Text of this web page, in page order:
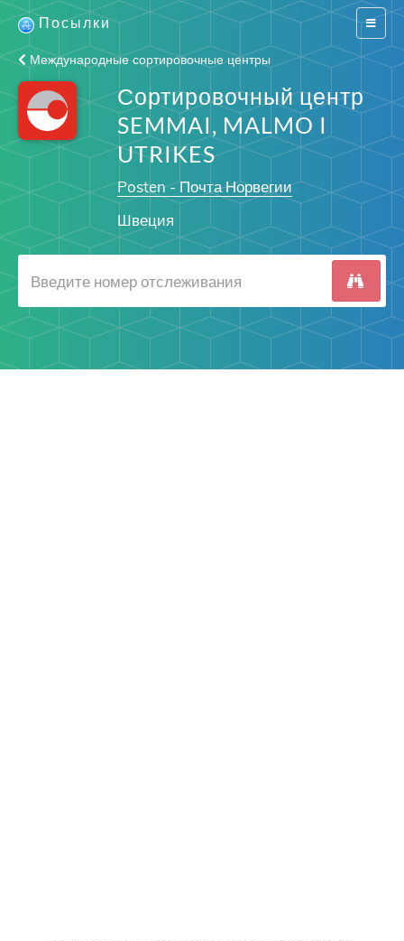
Switch
Посылки
Международные сортировочные центры
Сортировочный центр
SEMMAI, MALMO I
UTRIKES
Posten - Почта Норвегии
Швеция